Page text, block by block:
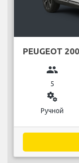
PEUGEOT
group
5
miscellaneous_services
Ручной